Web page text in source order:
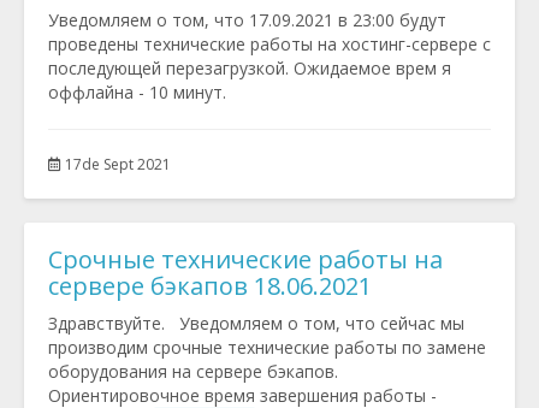
Уведомляем о том, что 17.09.2021 в 23:00 будут
проведены технические работы на хостинг-сервере с
последующей перезагрузкой. Ожидаемое врем я
оффлайна - 10 минут.
17de Sept 2021
Срочные технические работы на
сервере бэкапов 18.06.2021
Здравствуйте. Уведомляем о том, что сейчас мы
производим срочные технические работы по замене
оборудования на сервере бэкапов.
Ориентировочное время завершения работы -